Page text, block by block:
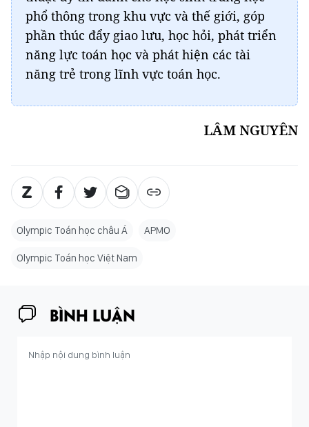
phổ thông trong khu vực và thế giới, góp
phần thúc đẩy giao lưu, học hỏi, phát triển
năng lực toán học và phát hiện các tài
năng trẻ trong lĩnh vực toán học.
LÂM NGUYÊN
Olympic Toán học châu Á APMO
Olympic Toán học Việt Nam
BÌNH LUẬN